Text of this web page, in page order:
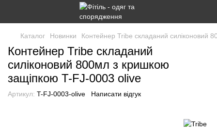
Каталог Новинки Контейнер Tribe складаний силіконовий
Контейнер Tribe складаний
силіконовий 800мл з кришкою
защіпкою T-FJ-0003 olive
Артикул: T-FJ-0003-olive Написати відгук